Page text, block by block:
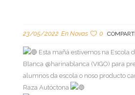
23/05/2022 EnNovas 0
Esta mañá estivemos na Escola
Blanca @harinablanca (VIGO) para
alumnos da escola o noso producto
Raza Autóctona